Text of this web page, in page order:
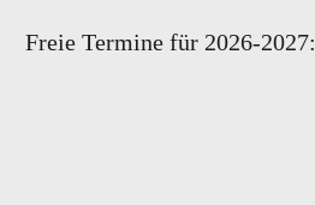
Freie Termine für 2026-2027: